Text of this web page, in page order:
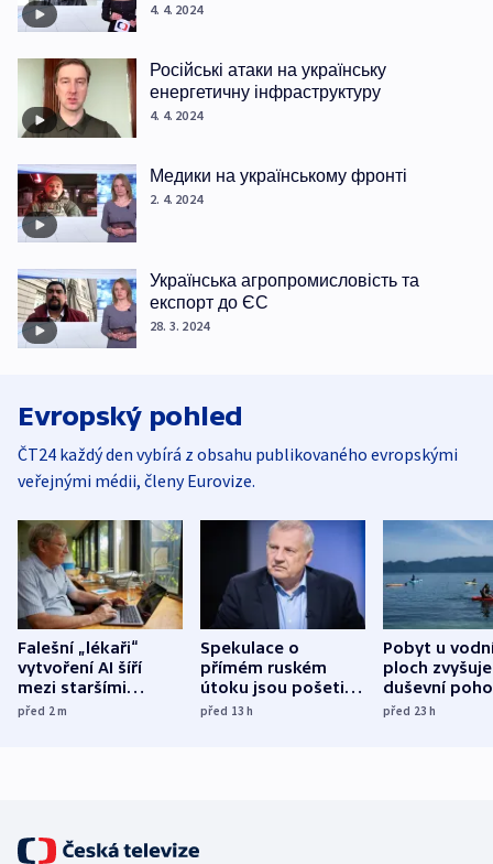
4. 4. 2024
Російські атаки на українську
енергетичну інфраструктуру
4. 4. 2024
Медики на українському фронті
2. 4. 2024
Українська агропромисловість та
експорт до ЄС
28. 3. 2024
Evropský pohled
ČT24 každý den vybírá z obsahu publikovaného evropskými
veřejnými médii, členy Eurovize.
Falešní „lékaři“
vytvoření AI šíří
mezi staršími
Poláky nebezpečné
před 2m
Spekulace o
přímém ruském
útoku jsou pošetilé,
míní estonský
před 13h
Pobyt u
ploch zvyšuje
duševní
ukázala
před 23h